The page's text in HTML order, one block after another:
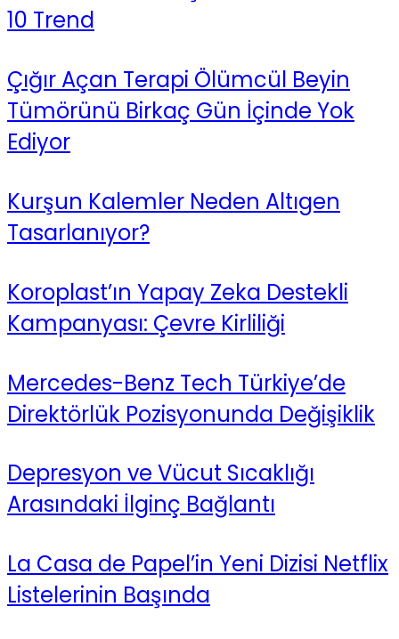
10 Trend
Çığır Açan Terapi Ölümcül Beyin
Tümörünü Birkaç Gün İçinde Yok
Ediyor
Kurşun Kalemler Neden Altıgen
Tasarlanıyor?
Koroplast’ın Yapay Zeka Destekli
Kampanyası: Çevre Kirliliği
Mercedes-Benz Tech Türkiye’de
Direktörlük Pozisyonunda Değişiklik
Depresyon ve Vücut Sıcaklığı
Arasındaki İlginç Bağlantı
La Casa de Papel’in Yeni Dizisi Netflix
Listelerinin Başında